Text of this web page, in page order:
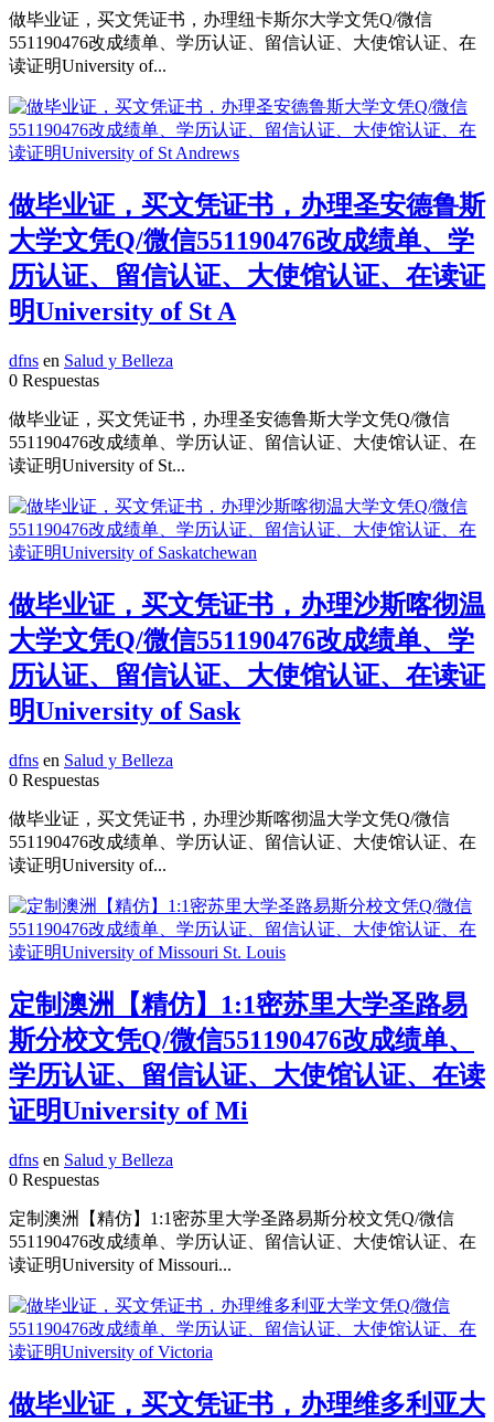
做毕业证，买文凭证书，办理纽卡斯尔大学文凭Q/微信
551190476改成绩单、学历认证、留信认证、大使馆认证、在
读证明University of...
做毕业证，买文凭证书，办理圣安德鲁斯
大学文凭Q/微信551190476改成绩单、学
历认证、留信认证、大使馆认证、在读证
明University of St A
dfns en Salud y Belleza
0 Respuestas
做毕业证，买文凭证书，办理圣安德鲁斯大学文凭Q/微信
551190476改成绩单、学历认证、留信认证、大使馆认证、在
读证明University of St...
做毕业证，买文凭证书，办理沙斯喀彻温
大学文凭Q/微信551190476改成绩单、学
历认证、留信认证、大使馆认证、在读证
明University of Sask
dfns en Salud y Belleza
0 Respuestas
做毕业证，买文凭证书，办理沙斯喀彻温大学文凭Q/微信
551190476改成绩单、学历认证、留信认证、大使馆认证、在
读证明University of...
定制澳洲【精仿】1:1密苏里大学圣路易
斯分校文凭Q/微信551190476改成绩单、
学历认证、留信认证、大使馆认证、在读
证明University of Mi
dfns en Salud y Belleza
0 Respuestas
定制澳洲【精仿】1:1密苏里大学圣路易斯分校文凭Q/微信
551190476改成绩单、学历认证、留信认证、大使馆认证、在
读证明University of Missouri...
做毕业证，买文凭证书，办理维多利亚大